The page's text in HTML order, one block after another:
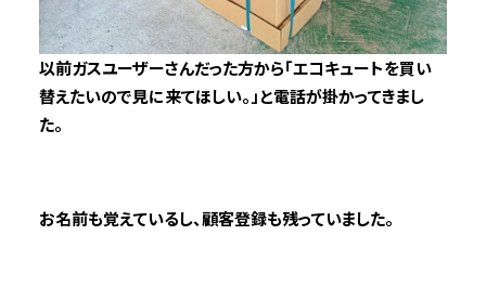
以前ガスユーザーさんだった方から「エコキュートを買い
替えたいので見に来てほしい。」と電話が掛かってきまし
た。
お名前も覚えているし、顧客登録も残っていました。